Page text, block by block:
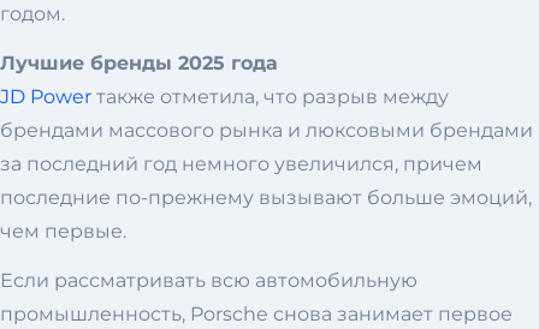
годом.
Лучшие бренды 2025 года
JD Power также отметила, что разрыв между
брендами массового рынка и люксовыми брендами
за последний год немного увеличился, причем
последние по-прежнему вызывают больше эмоций,
чем первые.
Если рассматривать всю автомобильную
промышленность, Porsche снова занимает первое